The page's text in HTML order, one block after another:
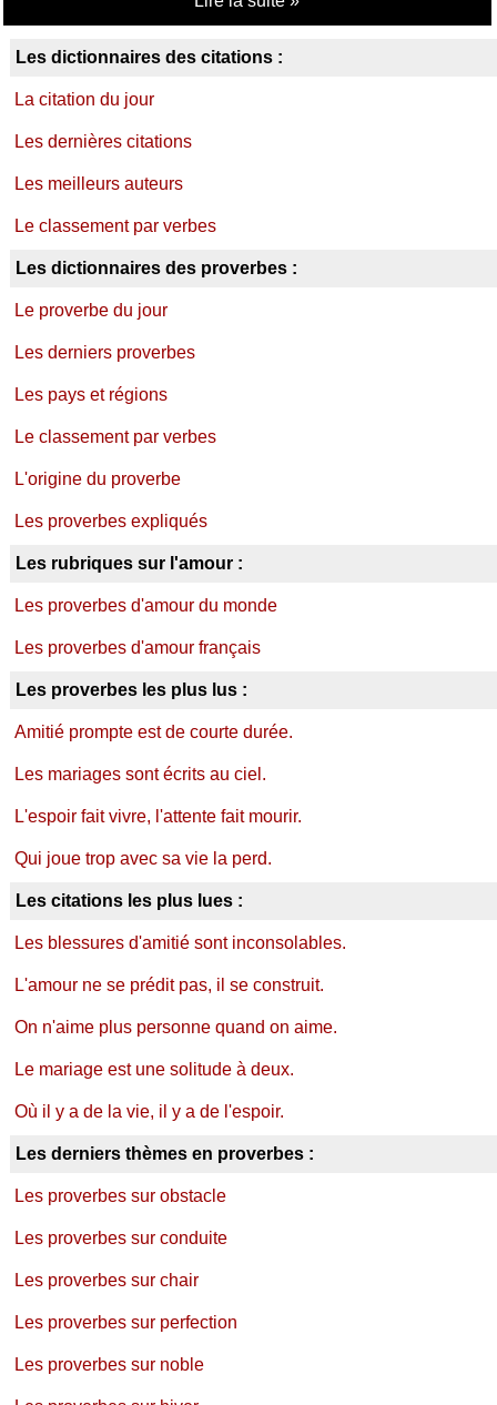
Les dictionnaires des citations :
La citation du jour
Les dernières citations
Les meilleurs auteurs
Le classement par verbes
Les dictionnaires des proverbes :
Le proverbe du jour
Les derniers proverbes
Les pays et régions
Le classement par verbes
L'origine du proverbe
Les proverbes expliqués
Les rubriques sur l'amour :
Les proverbes d'amour du monde
Les proverbes d'amour français
Les proverbes les plus lus :
Amitié prompte est de courte durée.
Les mariages sont écrits au ciel.
L'espoir fait vivre, l'attente fait mourir.
Qui joue trop avec sa vie la perd.
Les citations les plus lues :
Les blessures d'amitié sont inconsolables.
L'amour ne se prédit pas, il se construit.
On n'aime plus personne quand on aime.
Le mariage est une solitude à deux.
Où il y a de la vie, il y a de l'espoir.
Les derniers thèmes en proverbes :
Les proverbes sur obstacle
Les proverbes sur conduite
Les proverbes sur chair
Les proverbes sur perfection
Les proverbes sur noble